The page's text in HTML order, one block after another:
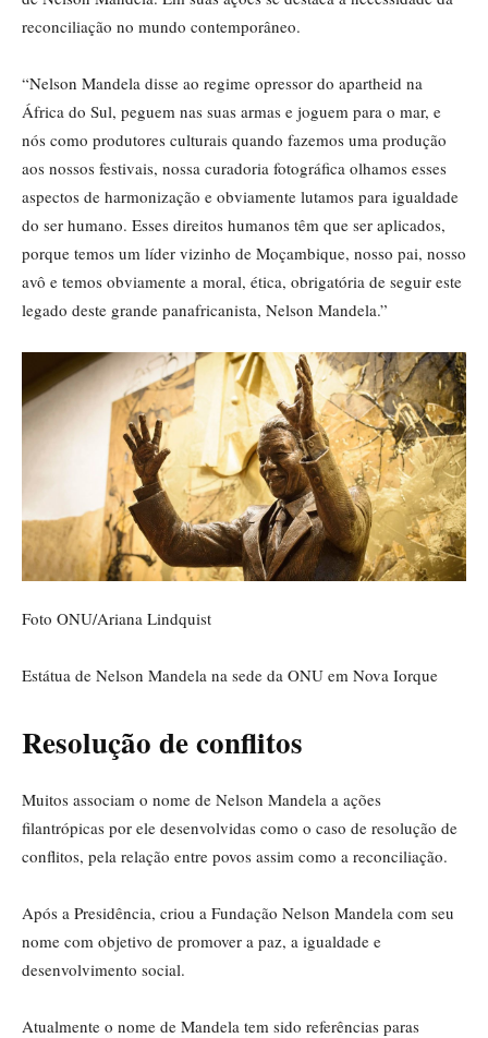
reconciliação no mundo contemporâneo.
“Nelson Mandela disse ao regime opressor do apartheid na
África do Sul, peguem nas suas armas e joguem para o mar, e
nós como produtores culturais quando fazemos uma produção
aos nossos festivais, nossa curadoria fotográfica olhamos esses
aspectos de harmonização e obviamente lutamos para igualdade
do ser humano. Esses direitos humanos têm que ser aplicados,
porque temos um líder vizinho de Moçambique, nosso pai, nosso
avô e temos obviamente a moral, ética, obrigatória de seguir este
legado deste grande panafricanista, Nelson Mandela.”
Foto ONU/Ariana Lindquist
Estátua de Nelson Mandela na sede da ONU em Nova Iorque
Resolução de conflitos
Muitos associam o nome de Nelson Mandela a ações
filantrópicas por ele desenvolvidas como o caso de resolução de
conflitos, pela relação entre povos assim como a reconciliação.
Após a Presidência, criou a Fundação Nelson Mandela com seu
nome com objetivo de promover a paz, a igualdade e
desenvolvimento social.
Atualmente o nome de Mandela tem sido referências paras